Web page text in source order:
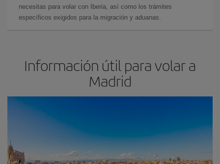
necesitas para volar con Iberia, así como los trámites
específicos exigidos para la migración y aduanas.
Información útil para volar a
Madrid